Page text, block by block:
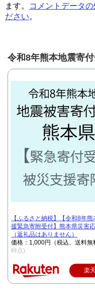
ます。
コメントデータ
ださい。
令和8年熊本地震寄
【ふるさと納税】【令和8年
援緊急寄附受付】熊本県災害
（返礼品はありません）
価格：1,000円（税込、送料無
時点)
楽